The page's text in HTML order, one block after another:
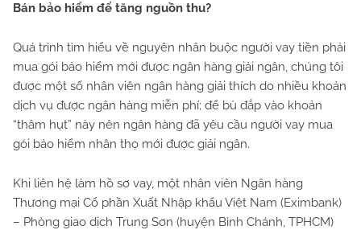
Bán bảo hiểm để tăng nguồn thu?
Quá trình tìm hiểu về nguyên nhân buộc người vay tiền phải
mua gói bảo hiểm mới được ngân hàng giải ngân, chúng tôi
được một số nhân viên ngân hàng giải thích do nhiều khoản
dịch vụ được ngân hàng miễn phí; để bù đắp vào khoản
“thâm hụt” này nên ngân hàng đã yêu cầu người vay mua
gói bảo hiểm nhân thọ mới được giải ngân.
Khi liên hệ làm hồ sơ vay, một nhân viên Ngân hàng
Thương mại Cổ phần Xuất Nhập khẩu Việt Nam (Eximbank)
– Phòng giao dịch Trung Sơn (huyện Bình Chánh, TPHCM)